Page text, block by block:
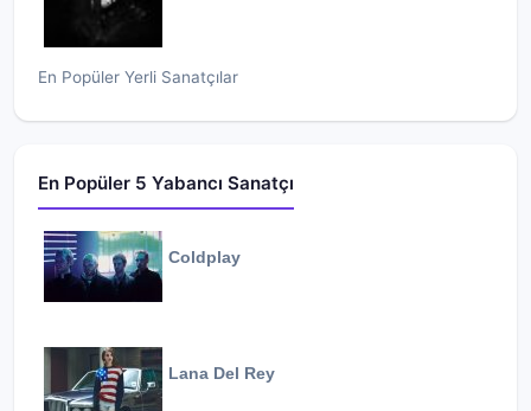
En Popüler Yerli Sanatçılar
En Popüler 5 Yabancı Sanatçı
Coldplay
Lana Del Rey